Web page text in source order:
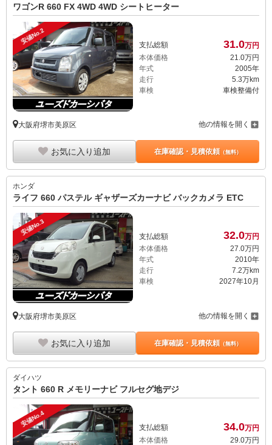
ワゴンR 660 FX 4WD 4WD シートヒーター
安値No.2 支払総額 31.0万円
本体価格
21. 0万円
年式
2005年
走行
5.3万km
車検
車検整備付
大阪府堺市美原区 他の情報を開く
お気に入り追加 在庫確認・見積依頼（無料）
ホンダ
ライフ 660 パステル ギャザーズカーナビ バックカメラ ETC
安値No.3 支払総額 32.0万円
本体価格
27.0万円
年式
2010年
走行
7.2万km
車検
2027年10月
大阪府堺市美原区 他の情報を開く
お気に入り追加 在庫確認・見積依頼（無料）
ダイハツ
タント 660 R メモリーナビ フルセグ地デジ
安値No.4 支払総額 34.0万円
本体価格
29. 0万円